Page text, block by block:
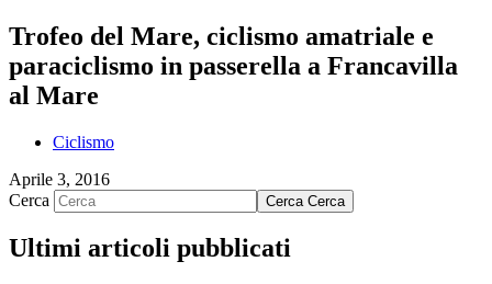
Trofeo del Mare, ciclismo amatriale e
paraciclismo in passerella a Francavilla
al Mare
Ciclismo
Aprile 3, 2016
Cerca
Cerca Cerca
Ultimi articoli pubblicati